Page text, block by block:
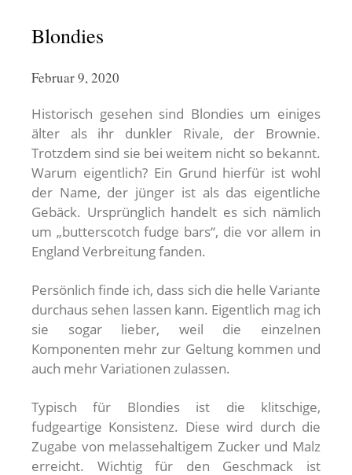
Blondies
Februar 9, 2020
Historisch gesehen sind Blondies um einiges
älter als ihr dunkler Rivale, der Brownie.
Trotzdem sind sie bei weitem nicht so bekannt.
Warum eigentlich? Ein Grund hierfür ist wohl
der Name, der jünger ist als das eigentliche
Gebäck. Ursprünglich handelt es sich nämlich
um „butterscotch fudge bars“, die vor allem in
England Verbreitung fanden.
Persönlich finde ich, dass sich die helle Variante
durchaus sehen lassen kann. Eigentlich mag ich
sie sogar lieber, weil die einzelnen
Komponenten mehr zur Geltung kommen und
auch mehr Variationen zulassen.
Typisch für Blondies ist die klitschige,
fudgeartige Konsistenz. Diese wird durch die
Zugabe von melassehaltigem Zucker und Malz
erreicht. Wichtig für den Geschmack ist